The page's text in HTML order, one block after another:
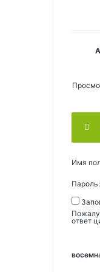
Имя
Пароль:
ответ